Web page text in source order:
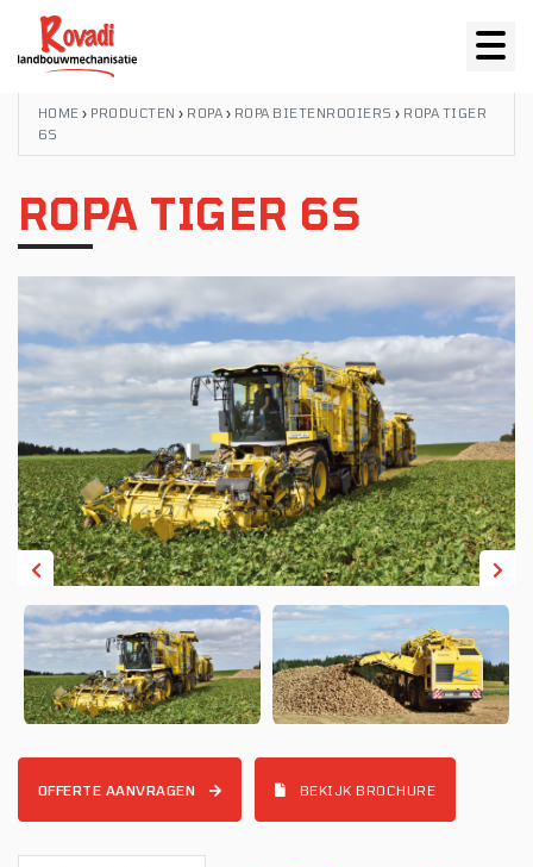
HOME › PRODUCTEN › ROPA › ROPA BIETENROOIERS › ROPA TIGER
6S
ROPA TIGER 6S
OFFERTE AANVRAGEN BEKIJK BROCHURE